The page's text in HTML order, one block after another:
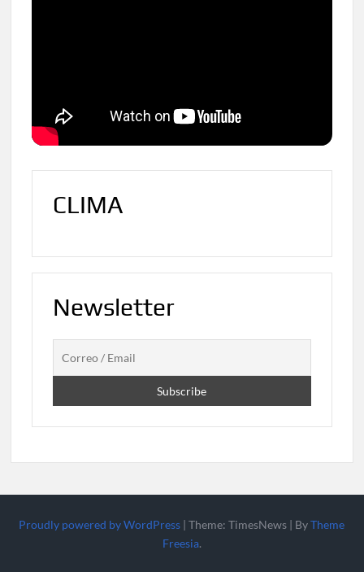
CLIMA
Newsletter
Proudly powered by WordPress |Theme: TimesNews | ByTheme
Freesia.